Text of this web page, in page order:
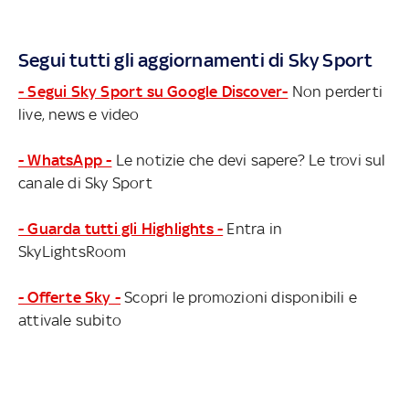
Segui tutti gli aggiornamenti di Sky Sport
- Segui Sky Sport su Google Discover- Non perderti
live, news e video
- WhatsApp - Le notizie che devi sapere? Le trovi sul
canale di Sky Sport
- Guarda tutti gli Highlights - Entra in
SkyLightsRoom
- Offerte Sky - Scopri le promozioni disponibili e
attivale subito